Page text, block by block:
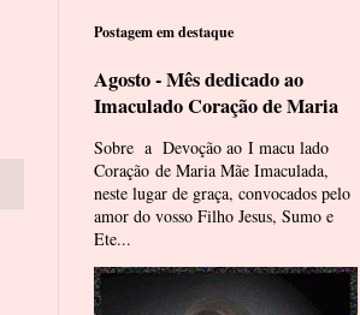
Postagem em destaque
Agosto - Mês dedicado ao
Imaculado Coração de Maria
Sobre a Devoção ao I macu lado
Coração de Maria Mãe Imaculada,
neste lugar de graça, convocados pelo
amor do vosso Filho Jesus, Sumo e
Ete...